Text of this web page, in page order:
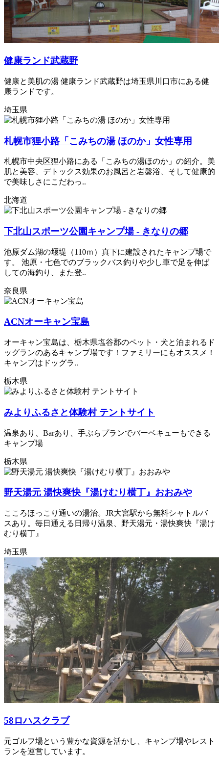
健康ランド武蔵野
健康と美肌の湯 健康ランド武蔵野は埼玉県川口市にある健
康ランドです。
埼玉県
札幌市狸小路「こみちの湯 ほのか」女性専用
札幌市中央区狸小路にある「こみちの湯ほのか」の紹介。美
肌と美容、デトックス効果のお風呂と岩盤浴、そして健康的
で美味しさにこだわっ..
北海道
下北山スポーツ公園キャンプ場 - きなりの郷
池原ダム湖の堰堤（110ｍ）真下に建設されたキャンプ場で
す。 池原・七色でのブラックバス釣りや少し車で足を伸ば
しての海釣り、また登..
奈良県
ACNオーキャン宝島
オーキャン宝島は、栃木県塩谷郡のペット・犬と泊まれるド
ッグランのあるキャンプ場です！ファミリーにもオススメ！
キャンプはドッグラ..
栃木県
みよりふるさと体験村 テントサイト
温泉あり、Barあり、手ぶらプランでバーベキューもできる
キャンプ場
栃木県
野天湯元 湯快爽快『湯けむり横丁』おおみや
こころほっこり通いの湯治。JR大宮駅から無料シャトルバ
スあり。毎日通える日帰り温泉、野天湯元・湯快爽快『湯け
むり横丁』
埼玉県
58ロハスクラブ
元ゴルフ場という豊かな資源を活かし、キャンプ場やレスト
ランを運営しています。